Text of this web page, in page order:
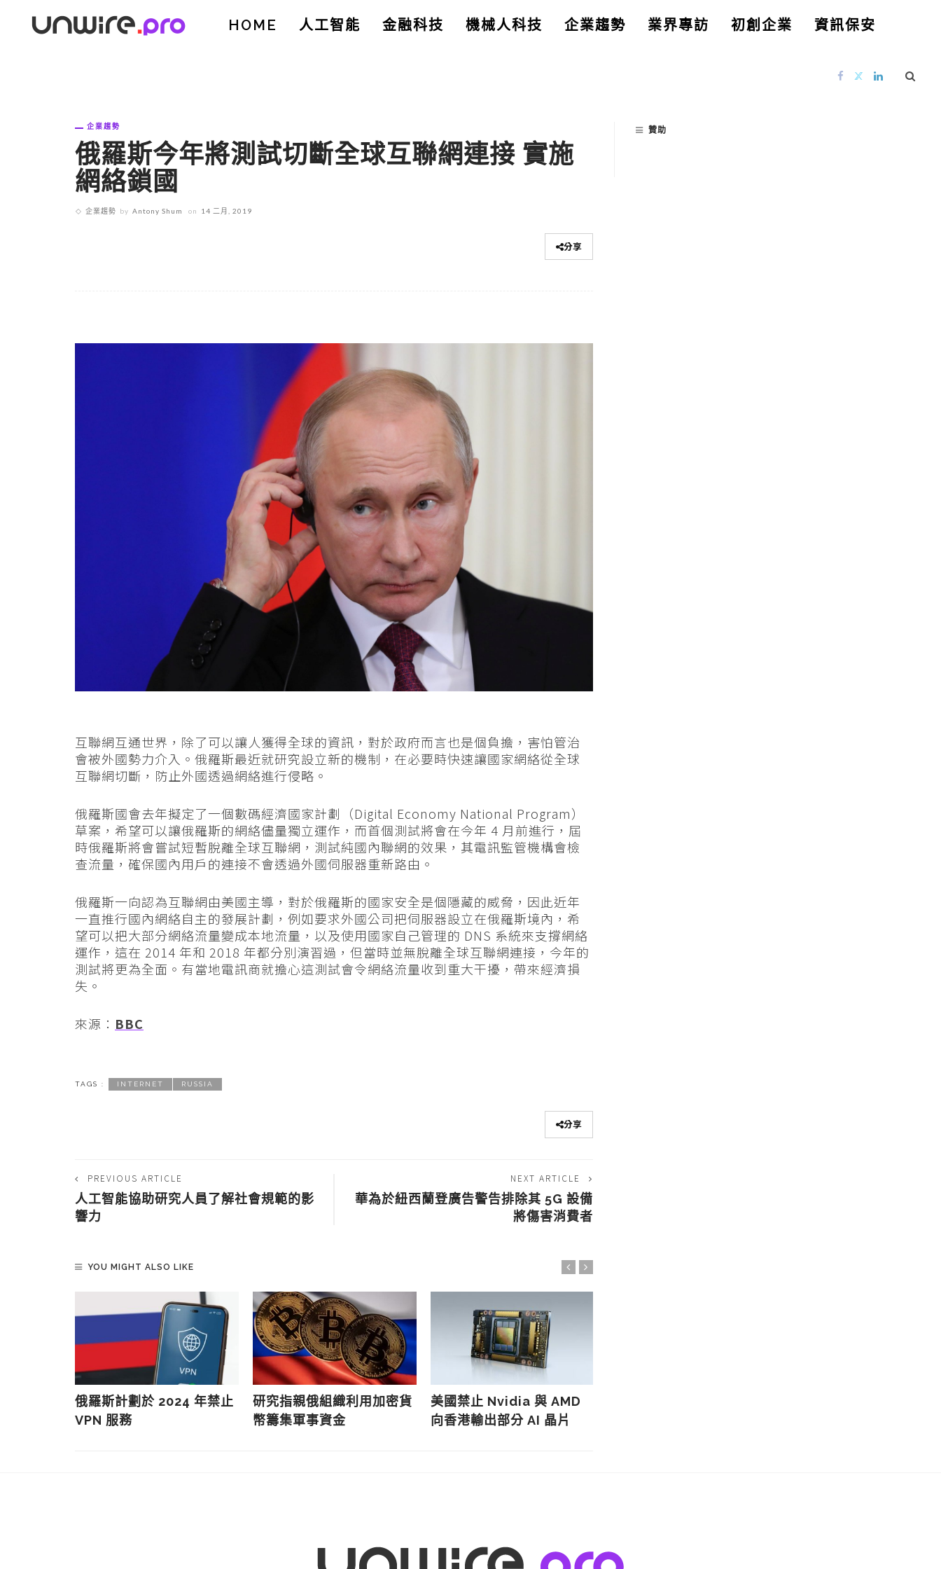
HOME 人工智能 金融科技 機械人科技 企業趨勢 業界專訪 初創企業 資訊保安
企業趨勢
俄羅斯今年將測試切斷全球互聯網連接 實施
網絡鎖國
企業趨勢 by Antony Shum on 14 二月, 2019
分享
互聯網互通世界，除了可以讓人獲得全球的資訊，對於政府而言也是個負擔，害怕管治
會被外國勢力介入。俄羅斯最近就研究設立新的機制，在必要時快速讓國家網絡從全球
互聯網切斷，防止外國透過網絡進行侵略。
俄羅斯國會去年擬定了一個數碼經濟國家計劃（Digital Economy National Program）
草案，希望可以讓俄羅斯的網絡儘量獨立運作，而首個測試將會在今年 4 月前進行，屆
時俄羅斯將會嘗試短暫脫離全球互聯網，測試純國內聯網的效果，其電訊監管機構會檢
查流量，確保國內用戶的連接不會透過外國伺服器重新路由。
俄羅斯一向認為互聯網由美國主導，對於俄羅斯的國家安全是個隱藏的威脅，因此近年
一直推行國內網絡自主的發展計劃，例如要求外國公司把伺服器設立在俄羅斯境內，希
望可以把大部分網絡流量變成本地流量，以及使用國家自己管理的 DNS 系統來支撐網絡
運作，這在 2014 年和 2018 年都分別演習過，但當時並無脫離全球互聯網連接，今年的
測試將更為全面。有當地電訊商就擔心這測試會令網絡流量收到重大干擾，帶來經濟損
失。
來源： BBC
TAGS : INTERNET RUSSIA
分享
PREVIOUS ARTICLE
人工智能協助研究人員了解社會規範的影
響力
NEXT ARTICLE
華為於紐西蘭登廣告警告排除其 5G 設備
將傷害消費者
YOU MIGHT ALSO LIKE
俄羅斯計劃於 2024 年禁止
VPN 服務
研究指親俄組織利用加密貨
幣籌集軍事資金
美國禁止 Nvidia 與 AMD
向香港輸出部分 AI 晶片
贊助